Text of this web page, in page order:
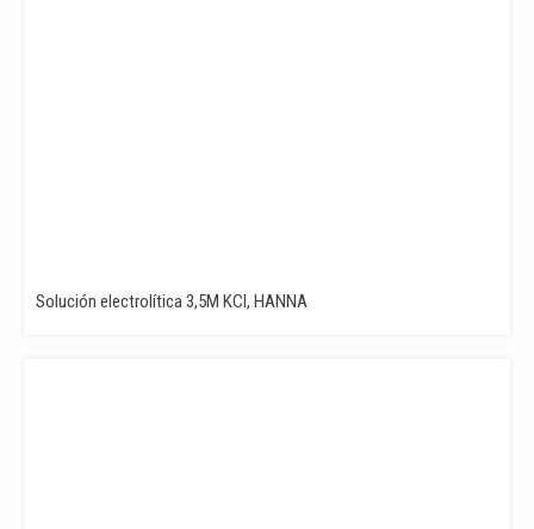
Solución electrolítica 3,5M KCl, HANNA